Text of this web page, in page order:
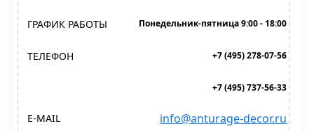
ГРАФИК РАБОТЫ Понедельник-пятница 9:00 - 18:00
ТЕЛЕФОН +7 (495) 278-07-56
+7 (495) 737-56-33
E-MAIL info@anturage-decor.ru